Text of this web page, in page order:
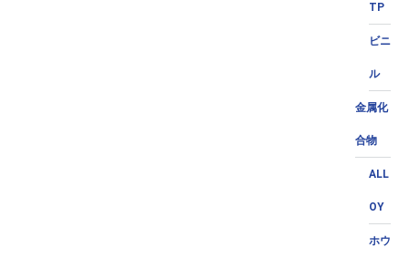
TP
ビニ
ル
金属化
合物
ALL
OY
ホウ